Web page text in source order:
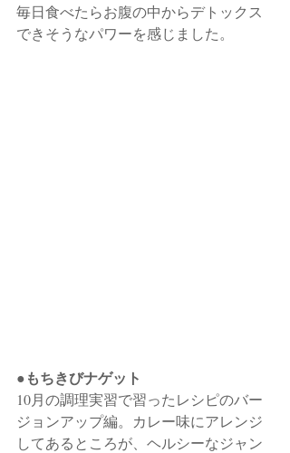
毎日食べたらお腹の中からデトックス
できそうなパワーを感じました。
●もちきびナゲット
10月の調理実習で習ったレシピのバー
ジョンアップ編。カレー味にアレンジ
してあるところが、ヘルシーなジャン